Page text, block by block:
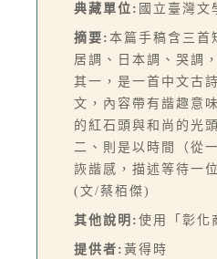
典藏單位: 國立臺灣文
摘要: 本篇手稿含三首
居調、日本調、哭調
其一，是一首中文古
文，內容帶有諧趣意
的紅石頭與和尚的光
二、則是以時間（從
詼諧感，描述等待一
(文/蔡栢傑)
其他說明: 使用「彰化
提供者: 黃得時